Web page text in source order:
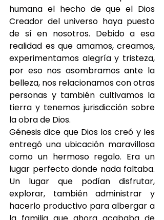
humana el hecho de que el Dios
Creador del universo haya puesto
de sí en nosotros. Debido a esa
realidad es que amamos, creamos,
experimentamos alegría y tristeza,
por eso nos asombramos ante la
belleza, nos relacionamos con otras
personas y también cultivamos la
tierra y tenemos jurisdicción sobre
la obra de Dios.
Génesis dice que Dios los creó y les
entregó una ubicación maravillosa
como un hermoso regalo. Era un
lugar perfecto donde nada faltaba.
Un lugar que podían disfrutar,
explorar, también administrar y
hacerlo productivo para albergar a